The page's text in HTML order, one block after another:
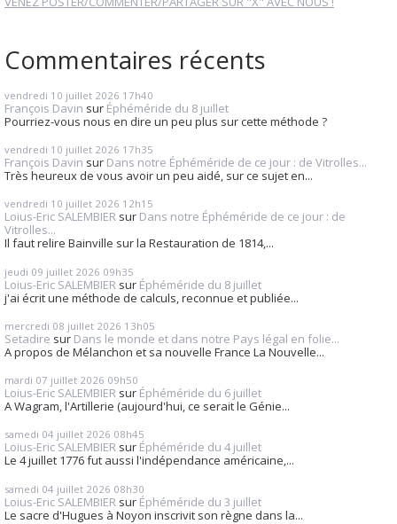
Commentaires récents
vendredi 10 juillet 2026 17h40
François Davin sur Éphéméride du 8 juillet
Pourriez-vous nous en dire un peu plus sur cette méthode ?
vendredi 10 juillet 2026 17h35
François Davin sur Dans notre Éphéméride de ce jour : de Vitrolles...
Très heureux de vous avoir un peu aidé, sur ce sujet en...
vendredi 10 juillet 2026 12h15
Loius-Eric SALEMBIER sur Dans notre Éphéméride de ce jour : de
Vitrolles...
Il faut relire Bainville sur la Restauration de 1814,...
jeudi 09 juillet 2026 09h35
Loius-Eric SALEMBIER sur Éphéméride du 8 juillet
j'ai écrit une méthode de calculs, reconnue et publiée...
mercredi 08 juillet 2026 13h05
Setadire sur Dans le monde et dans notre Pays légal en folie...
A propos de Mélanchon et sa nouvelle France La Nouvelle...
mardi 07 juillet 2026 09h50
Loius-Eric SALEMBIER sur Éphéméride du 6 juillet
A Wagram, l'Artillerie (aujourd'hui, ce serait le Génie...
samedi 04 juillet 2026 08h45
Loius-Eric SALEMBIER sur Éphéméride du 4 juillet
Le 4 juillet 1776 fut aussi l'indépendance américaine,...
samedi 04 juillet 2026 08h30
Loius-Eric SALEMBIER sur Éphéméride du 3 juillet
Le sacre d'Hugues à Noyon inscrivit son règne dans la...